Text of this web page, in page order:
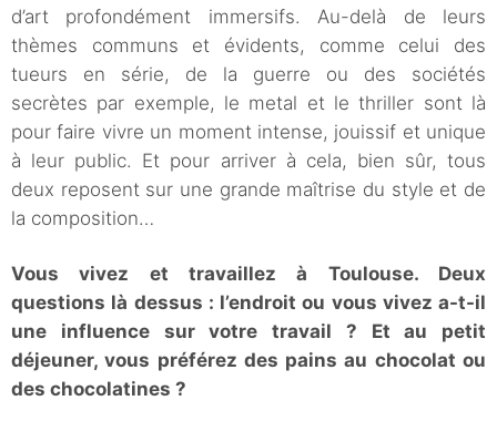
d’art profondément immersifs. Au-delà de leurs
thèmes communs et évidents, comme celui des
tueurs en série, de la guerre ou des sociétés
secrètes par exemple, le metal et le thriller sont là
pour faire vivre un moment intense, jouissif et unique
à leur public. Et pour arriver à cela, bien sûr, tous
deux reposent sur une grande maîtrise du style et de
la composition…
Vous vivez et travaillez à Toulouse. Deux
questions là dessus : l’endroit ou vous vivez a-t-il
une influence sur votre travail ? Et au petit
déjeuner, vous préférez des pains au chocolat ou
des chocolatines ?